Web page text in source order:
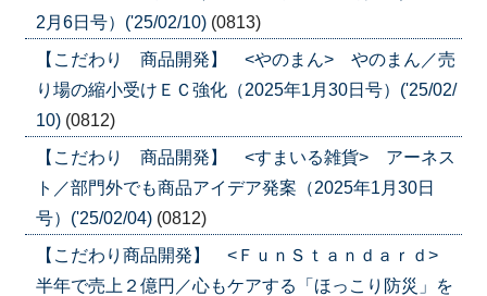
2月6日号）('25/02/10) (0813)
【こだわり 商品開発】 <やのまん> やのまん／売
り場の縮小受けＥＣ強化（2025年1月30日号）('25/02/
10) (0812)
【こだわり 商品開発】 <すまいる雑貨> アーネス
ト／部門外でも商品アイデア発案（2025年1月30日
号）('25/02/04) (0812)
【こだわり商品開発】 <ＦｕｎＳｔａｎｄａｒｄ>
半年で売上２億円／心もケアする「ほっこり防災」を